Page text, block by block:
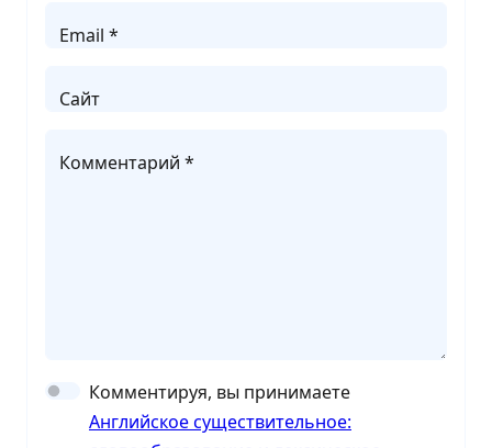
Email *
Сайт
Комментарий *
Комментируя, вы принимаете
Английское существительное: